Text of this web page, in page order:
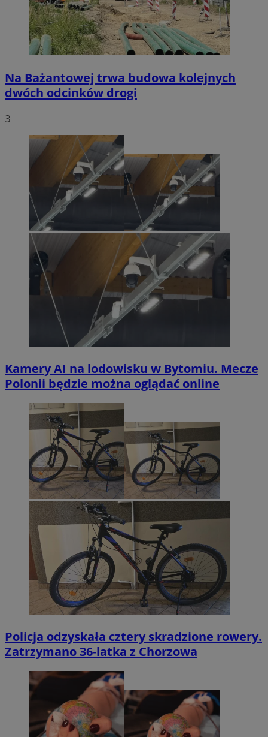
Na Bażantowej trwa budowa kolejnych
dwóch odcinków drogi
3
Kamery AI na lodowisku w Bytomiu. Mecze
Polonii będzie można oglądać online
Policja odzyskała cztery skradzione rowery.
Zatrzymano 36-latka z Chorzowa